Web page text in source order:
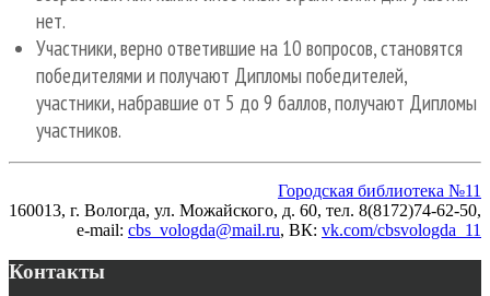
нет.
Участники, верно ответившие на 10 вопросов, становятся
победителями и получают Дипломы победителей,
участники, набравшие от 5 до 9 баллов, получают Дипломы
участников.
Городская библиотека №11
160013, г. Вологда, ул. Можайского, д. 60, тел. 8(8172)74-62-50,
e-mail: cbs_vologda@mail.ru, ВК: vk.com/cbsvologda_11
Контакты